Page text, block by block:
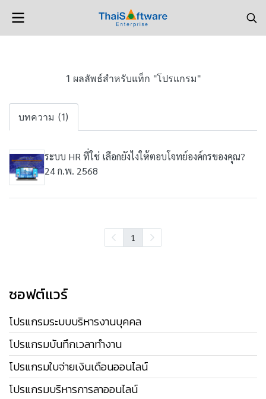
1 ผลลัพธ์สำหรับแท็ก "โปรแกรม"
บทความ (1)
ระบบ HR ที่ใช่ เลือกยังไงให้ตอบโจทย์องค์กรของคุณ?
24 ก.พ. 2568
1
ซอฟต์แวร์
โปรแกรมระบบบริหารงานบุคคล
โปรแกรมบันทึกเวลาทำงาน
โปรแกรมใบจ่ายเงินเดือนออนไลน์
โปรแกรมบริหารการลาออนไลน์